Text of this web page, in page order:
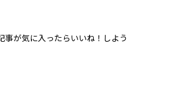
事が気に入ったらいいね！しよう